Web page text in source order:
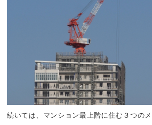
続いては、マンション最上階に住む３つのメ